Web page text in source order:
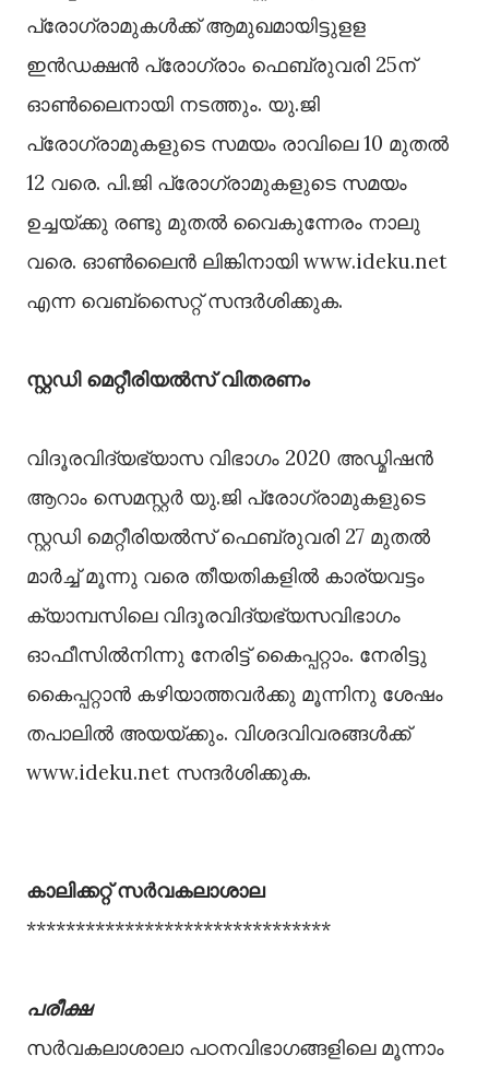
പ്രോഗ്രാമുകള്‍ക്ക് ആമുഖമായിട്ടുളള
ഇന്‍ഡക്ഷന്‍ പ്രോഗ്രാം ഫെബ്രുവരി 25ന്
ഓണ്‍ലൈനായി നടത്തും. യു.ജി
പ്രോഗ്രാമുകളുടെ സമയം രാവിലെ 10 മുതല്‍
12 വരെ. പി.ജി പ്രോഗ്രാമുകളുടെ സമയം
ഉച്ചയ്ക്കു രണ്ടു മുതല്‍ വൈകുന്നേരം നാലു
വരെ. ഓണ്‍ലൈന്‍ ലിങ്കിനായി www.ideku.net
എന്ന വെബ്‌സൈറ്റ് സന്ദര്‍ശിക്കുക.
സ്റ്റഡി മെറ്റീരിയല്‍സ് വിതരണം
വിദൂരവിദ്യഭ്യാസ വിഭാഗം 2020 അഡ്മിഷന്‍
ആറാം സെമസ്റ്റര്‍ യു.ജി പ്രോഗ്രാമുകളുടെ
സ്റ്റഡി മെറ്റീരിയല്‍സ് ഫെബ്രുവരി 27 മുതല്‍
മാര്‍ച്ച് മൂന്നു വരെ തീയതികളില്‍ കാര്യവട്ടം
ക്യാമ്പസിലെ വിദൂരവിദ്യഭ്യസവിഭാഗം
ഓഫീസില്‍നിന്നു നേരിട്ട് കൈപ്പറ്റാം. നേരിട്ടു
കൈപ്പറ്റാന്‍ കഴിയാത്തവര്‍ക്കു മൂന്നിനു ശേഷം
തപാലില്‍ അയയ്ക്കും. വിശദവിവരങ്ങള്‍ക്ക്
www.ideku.net സന്ദര്‍ശിക്കുക.
കാലിക്കറ്റ് സര്‍വകലാശാല
*******************************
പരീക്ഷ
സര്‍വകലാശാലാ പഠനവിഭാഗങ്ങളിലെ മൂന്നാം